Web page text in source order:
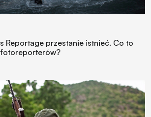
Reportage przestanie istnieć. Co to